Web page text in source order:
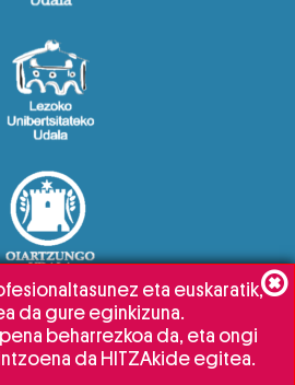
eta euskaratik,
da gure eginkizuna.
beharrezkoa da, eta ongi
da HITZAkide egitea.